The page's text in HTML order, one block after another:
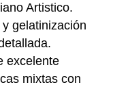
Artistico.
gelatinización
excelente
mixtas con